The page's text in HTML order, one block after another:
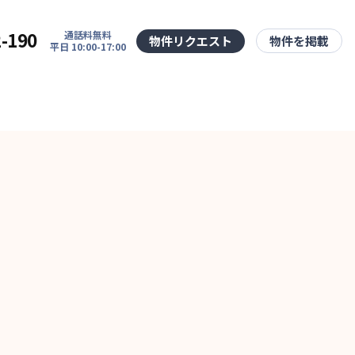
190
通話料無料
平日 10:00-17:00
物件リクエスト 物件を掲載